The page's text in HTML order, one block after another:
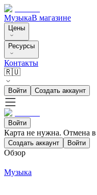
МузыкаВ магазине
Цены
Ресурсы
Контакты
🇷🇺
Войти Создать аккаунт
Войти
Карта не нужна. Отмена
Создать аккаунт Войти
Обзор
Музыка